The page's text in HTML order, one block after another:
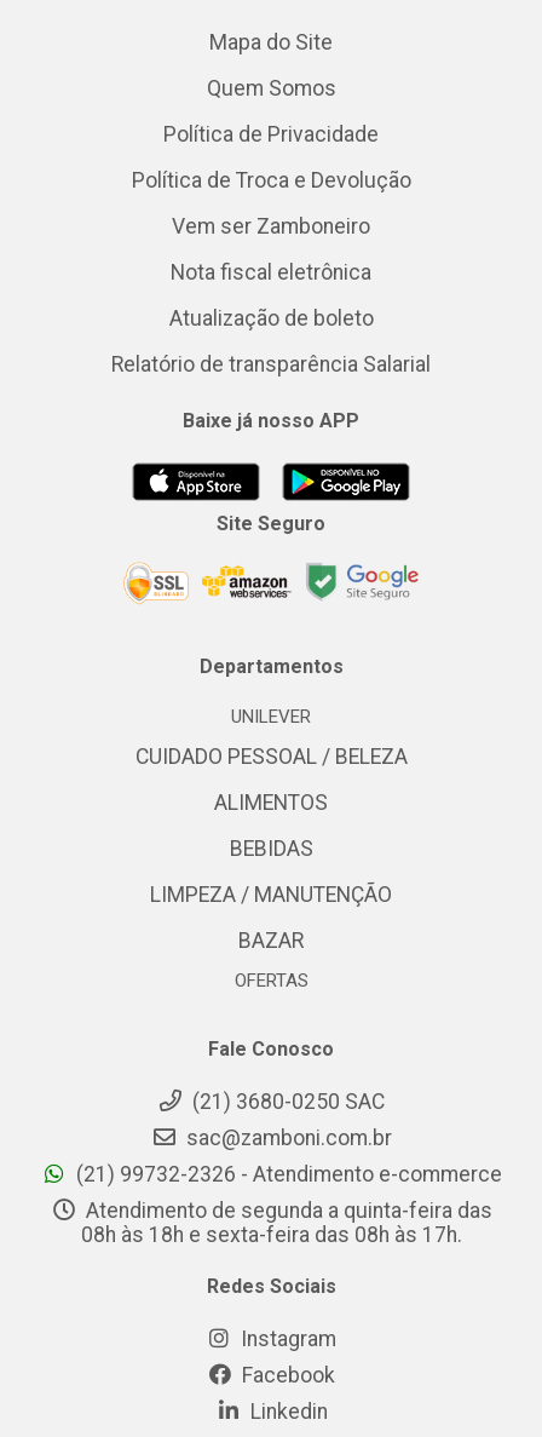
Mapa do Site
Quem Somos
Política de Privacidade
Política de Troca e Devolução
Vem ser Zamboneiro
Nota fiscal eletrônica
Atualização de boleto
Relatório de transparência Salarial
Baixe já nosso APP
Site Seguro
Departamentos
UNILEVER
CUIDADO PESSOAL / BELEZA
ALIMENTOS
BEBIDAS
LIMPEZA / MANUTENÇÃO
BAZAR
OFERTAS
Fale Conosco
(21) 3680-0250 SAC
sac@zamboni.com.br
(21) 99732-2326 - Atendimento e-commerce
Atendimento de segunda a quinta-feira das
08h às 18h e sexta-feira das 08h às 17h.
Redes Sociais
Instagram
Facebook
Linkedin